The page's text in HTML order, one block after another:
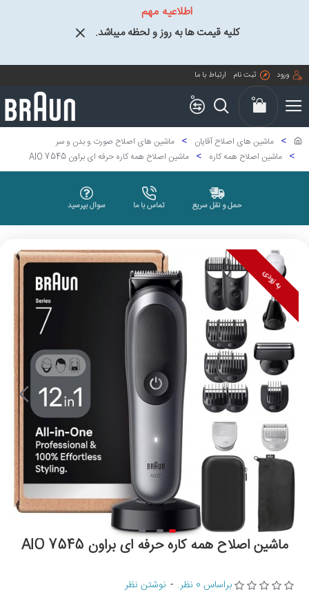
اطلاعیه مهم
کلیه قیمت ها به روز و لحظه میباشد.
ورود ثبت نام ارتباط با ما
0 0
ماشین های اصلاح آقایان
ماشین های اصلاح صورت و بدن و سر
ماشین اصلاح همه کاره
ماشین اصلاح همه کاره حرفه ای براون AIO 7545
حمل و نقل سریع تماس با ما سوال بپرسید
به زودی
ماشین اصلاح همه کاره حرفه ای براون AIO 7545
براساس 0 نظر. - نوشتن نظر